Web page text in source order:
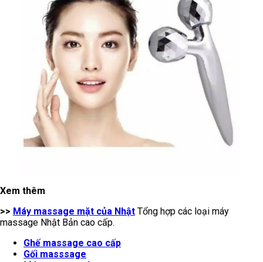
Xem thêm
>> Máy massage mặt của Nhật Tổng hợp các loại máy
massage Nhật Bản cao cấp.
Ghế massage cao cấp
Gối masssage